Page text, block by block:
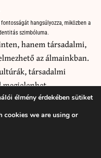
hangsúlyozza, miközben a
szimbóluma.
hanem társadalmi,
az álmainkban.
társadalmi
megjelenése
a múlt
éppen ahhoz, hogy
élmény érdekében sütiket
cookies we are using or